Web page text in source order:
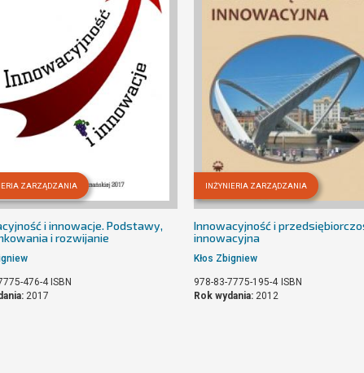
ZARZĄDZANIA
i innowacje. Podstawy,
i rozwijanie
476-4 ISBN
2017
INŻYNIERIA ZARZĄDZANIA
Innowacyjność i
innowacyjna
Kłos Zbigniew
978-83-7775-195-4 ISBN
Rok wydania: 2012